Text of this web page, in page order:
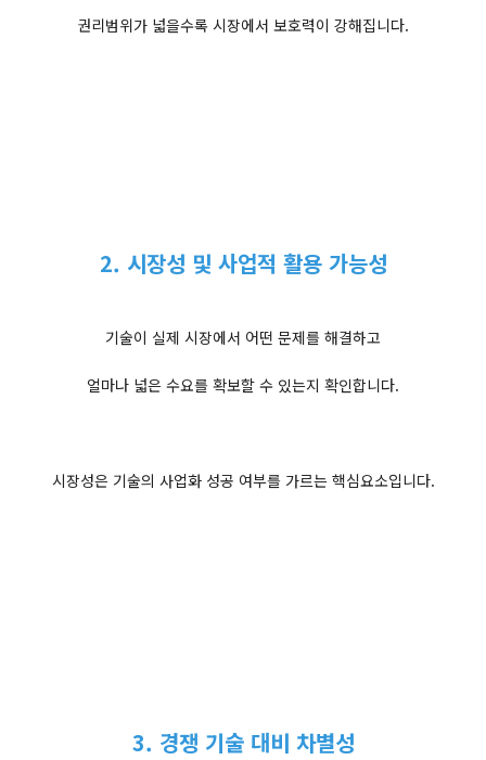
권리범위가 넓을수록 시장에서 보호력이 강해집니다.
2. 시장성 및 사업적 활용 가능성
기술이 실제 시장에서 어떤 문제를 해결하고
얼마나 넓은 수요를 확보할 수 있는지 확인합니다.
시장성은 기술의 사업화 성공 여부를 가르는 핵심요소입니다.
3. 경쟁 기술 대비 차별성